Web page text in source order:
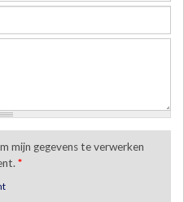
mijn gegevens te verwerken
*